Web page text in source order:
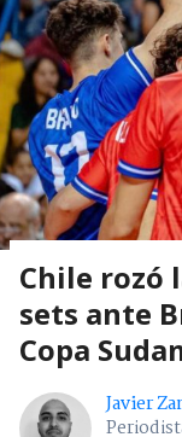
Chile rozó
sets ante
Copa
Javier